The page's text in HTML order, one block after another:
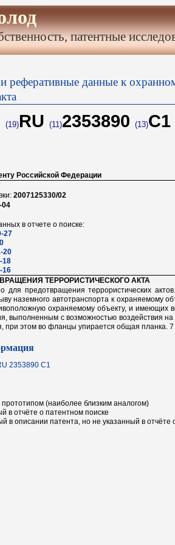
патентные
реферативные данные к
(19)RU (11)2353890 (13)C1
Российской Федерации
2007125330/02
04
в отчете о поиске:
27
20
18
16
ТЕРРОРИСТИЧЕСКОГО АКТА
для предотвращения террористических
наземного автотранспорта к охраняемому
охраняемому объекту, и
выполненным с возможностью воздействия
при этом во фланцы упирается общая планка.
2353890 C1
(наиболее близким аналогом)
в отчёте о патентном поиске
в описании патента, но не указанный в отчёте